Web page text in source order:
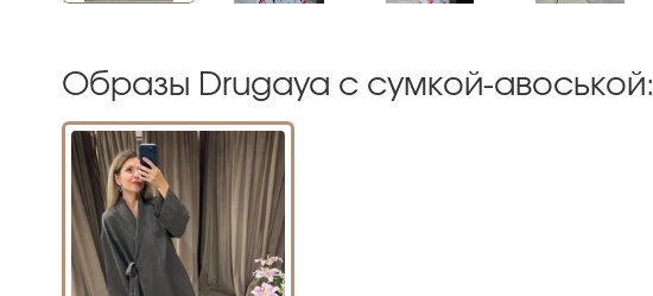
Образы Drugaya с сумкой-авоськой: